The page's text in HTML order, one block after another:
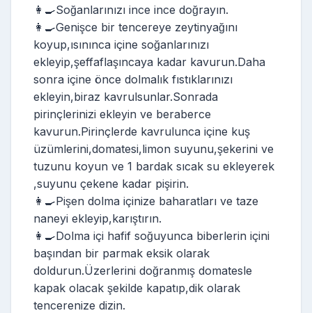
👩‍🍳Soğanlarınızı ince ince doğrayın.
👩‍🍳Genişce bir tencereye zeytinyağını
koyup,ısınınca içine soğanlarınızı
ekleyip,şeffaflaşıncaya kadar kavurun.Daha
sonra içine önce dolmalık fıstıklarınızı
ekleyin,biraz kavrulsunlar.Sonrada
pirinçlerinizi ekleyin ve beraberce
kavurun.Pirinçlerde kavrulunca içine kuş
üzümlerini,domatesi,limon suyunu,şekerini ve
tuzunu koyun ve 1 bardak sıcak su ekleyerek
,suyunu çekene kadar pişirin.
👩‍🍳Pişen dolma içinize baharatları ve taze
naneyi ekleyip,karıştırın.
👩‍🍳Dolma içi hafif soğuyunca biberlerin içini
başından bir parmak eksik olarak
doldurun.Üzerlerini doğranmış domatesle
kapak olacak şekilde kapatıp,dik olarak
tencerenize dizin.